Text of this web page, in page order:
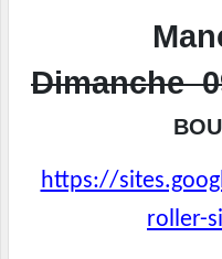
Dimanche
https://
roller-